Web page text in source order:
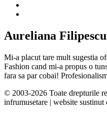
Aureliana Filipescu
Mi-a placut tare mult sugestia
Fashion cand mi-a propus o
fara sa par cobai!
© 2003-2026 Toate drepturile
infrumusetare | website